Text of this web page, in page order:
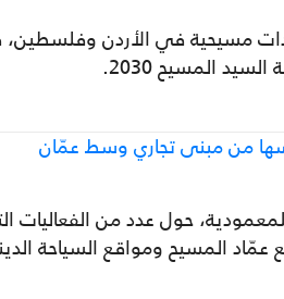
مسيحية في الأردن
المسيح 2030.
من مبنى تجاري وسط عمّان
للمعمودية، حول عدد من
عمّاد المسيح ومواقع السياحة